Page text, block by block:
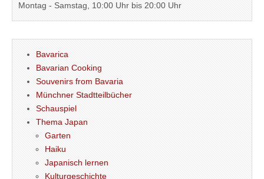
Montag - Samstag, 10:00 Uhr bis 20:00 Uhr
Bavarica
Bavarian Cooking
Souvenirs from Bavaria
Münchner Stadtteilbücher
Schauspiel
Thema Japan
Garten
Haiku
Japanisch lernen
Kulturgeschichte